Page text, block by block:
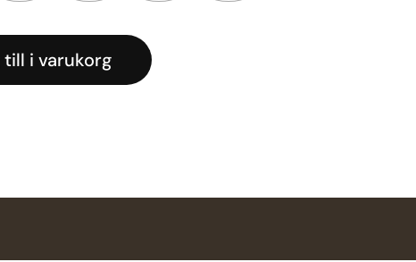
till i varukorg